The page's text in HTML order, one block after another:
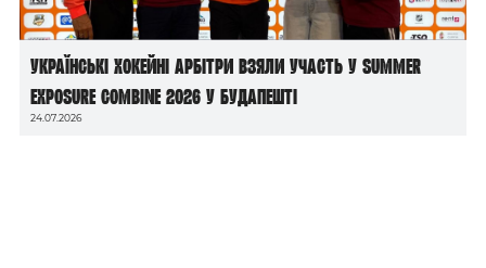
Українські хокейні арбітри взяли участь у Summer
Exposure Combine 2026 у Будапешті
24.07.2026